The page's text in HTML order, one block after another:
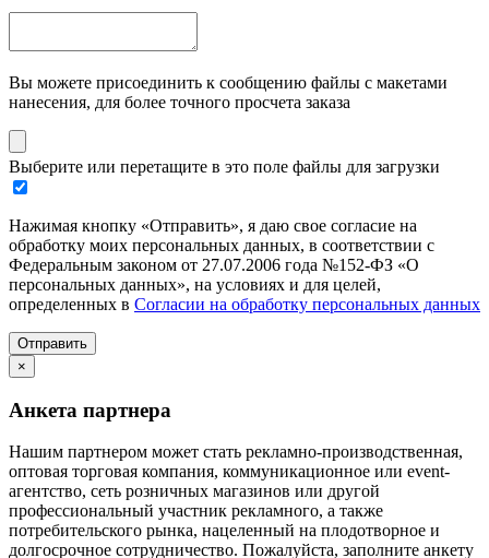
Вы можете присоединить к сообщению файлы с макетами
нанесения, для более точного просчета заказа
Выберите или перетащите в это поле файлы для загрузки
Нажимая кнопку «Отправить», я даю свое согласие на
обработку моих персональных данных, в соответствии с
Федеральным законом от 27.07.2006 года №152-ФЗ «О
персональных данных», на условиях и для целей,
определенных в Согласии на обработку персональных данных
Отправить
×
Анкета партнера
Нашим партнером может стать рекламно-производственная,
оптовая торговая компания, коммуникационное или event-
агентство, сеть розничных магазинов или другой
профессиональный участник рекламного, а также
потребительского рынка, нацеленный на плодотворное и
долгосрочное сотрудничество. Пожалуйста, заполните анкету